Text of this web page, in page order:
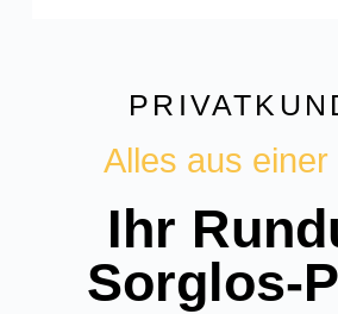
Alles aus einer
Ihr
Sorglos-